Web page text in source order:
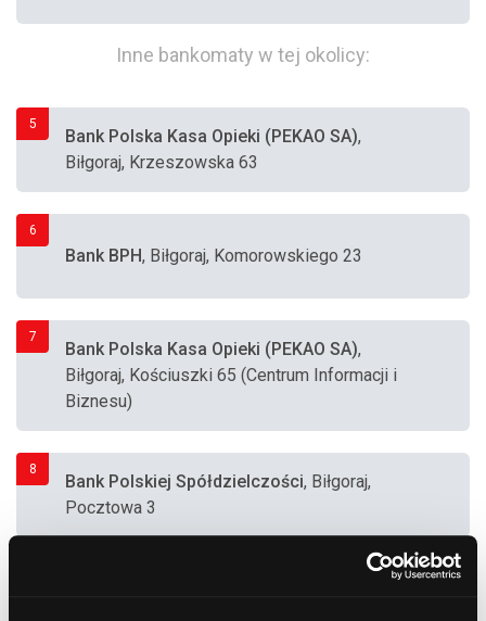
Inne bankomaty w tej okolicy:
5
Bank Polska Kasa Opieki (PEKAO SA),
Biłgoraj, Krzeszowska 63
6
Bank BPH, Biłgoraj, Komorowskiego 23
7
Bank Polska Kasa Opieki (PEKAO SA),
Biłgoraj, Kościuszki 65 (Centrum Informacji i
Biznesu)
8
Bank Polskiej Spółdzielczości, Biłgoraj,
Pocztowa 3